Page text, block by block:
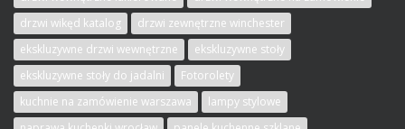
drzwi wikęd katalog
drzwi zewnętrzne winchester
ekskluzywne drzwi wewnętrzne
ekskluzywne stoły
ekskluzywne stoły do jadalni
Fotorolety
kuchnie na zamówienie warszawa
lampy stylowe